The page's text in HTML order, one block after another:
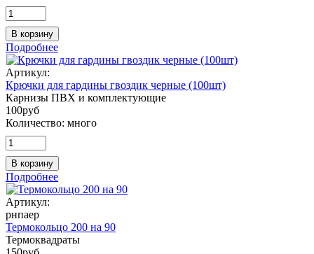
В корзину
Подробнее
Артикул:
Крючки для гардины гвоздик черные (100шт)
Карнизы ПВХ и комплектующие
100руб
Количество: много
В корзину
Подробнее
Артикул:
рнпаер
Термокольцо 200 на 90
Термоквадраты